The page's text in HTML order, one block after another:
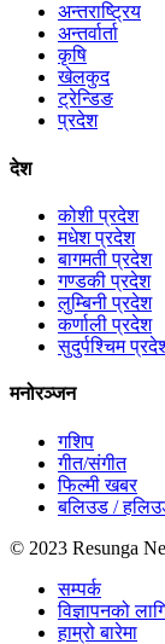
अन्तराष्ट्रिय
अन्तर्वार्ता
कृषि
खेलकुद
ट्रेन्डिङ
प्रदेश
देश
कोशी प्रदेश
मधेश प्रदेश
बागमती प्रदेश
गण्डकी प्रदेश
लुम्बिनी प्रदेश
कर्णाली प्रदेश
सुदुर्पश्चिम
मनोरञ्जन
गशिप
गीत/संगीत
फिल्मी खबर
बलिउड /
© 2023 Resunga
सम्पर्क
विज्ञापनको
हाम्रो बारेमा